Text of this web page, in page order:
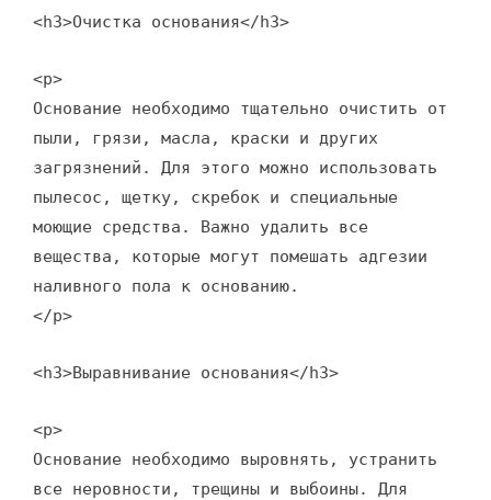
<h3>Очистка основания</h3>
<p>
Основание необходимо тщательно очистить от
пыли, грязи, масла, краски и других
загрязнений. Для этого можно использовать
пылесос, щетку, скребок и специальные
моющие средства. Важно удалить все
вещества, которые могут помешать адгезии
наливного пола к основанию.
</p>
<h3>Выравнивание основания</h3>
<p>
Основание необходимо выровнять, устранить
все неровности, трещины и выбоины. Для